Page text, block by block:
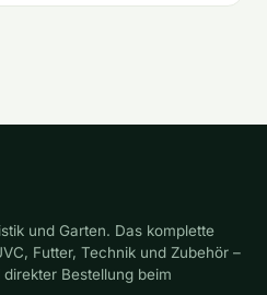
und Garten. Das komplette
Futter, Technik und Zubehör –
Bestellung beim